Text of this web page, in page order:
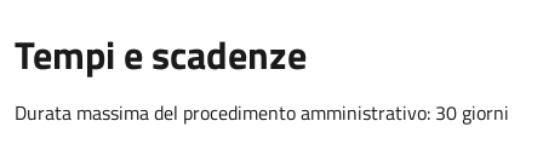
Tempi e scadenze
Durata massima del procedimento amministrativo: 30 giorni